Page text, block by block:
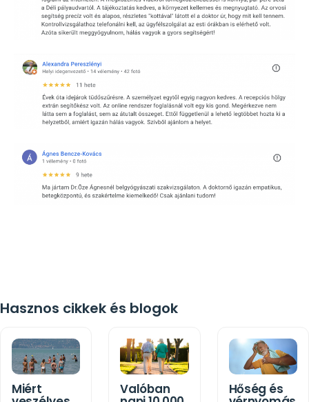
Hasznos cikkek és blogok
Miért Valóban Hőség és